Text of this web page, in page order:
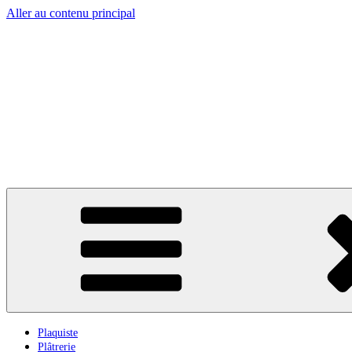
Aller au contenu principal
Plaquiste
Plâtrerie